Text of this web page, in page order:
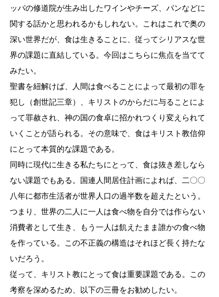
ッパの修道院が生み出したワインやチーズ、パンなどに
関する話かと思われるかもしれない。これはこれで奥の
深い世界だが、食は生きることに、従ってシリアスな世
界の課題に直結している。今回はこちらに焦点を当てて
みたい。
聖書を紐解けば、人間は食べることによって最初の罪を
犯し（創世記三章）、キリストのからだに与ることによ
って罪赦され、神の国の食卓に招かれつくり変えられて
いくことが語られる。その意味で、食はキリスト教信仰
にとって本質的な課題である。
同時に現代に生きる私たちにとって、食は抜き差しなら
ない課題でもある。国連人間居住計画によれば、二〇〇
八年に都市生活者が世界人口の過半数を超えたという。
つまり、世界の二人に一人は食べ物を自分では作らない
消費者として生き、もう一人は飢えたまま誰かの食べ物
を作っている。この不正義の構造はそれほど長く持たな
いだろう。
従って、キリスト教にとって食は重要課題である。この
考察を深めるため、以下の三冊をお勧めしたい。